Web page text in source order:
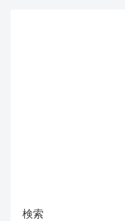
検索